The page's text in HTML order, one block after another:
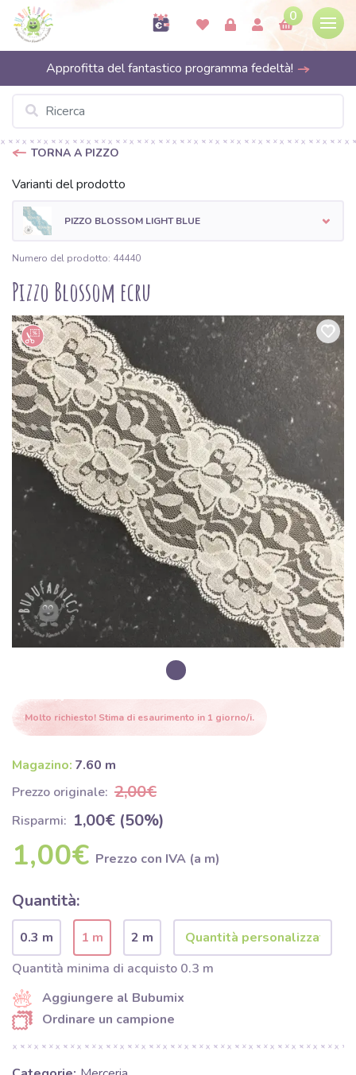
0
Approfitta del fantastico programma fedeltà!
TORNA A PIZZO
Varianti del prodotto
PIZZO BLOSSOM LIGHT BLUE
Numero del prodotto: 44440
Pizzo Blossom ecru
Molto richiesto! Stima di esaurimento in 1 giorno/i.
Magazino: 7.60 m
Prezzo originale: 2,00€
Risparmi: 1,00€ (50%)
1,00€ Prezzo con IVA (a m)
Quantità:
0.3 m 1 m
2 m
Quantità minima di acquisto 0.3 m
Aggiungere al Bubumix
Ordinare un campione